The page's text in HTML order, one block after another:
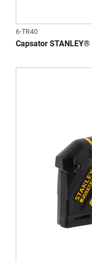
6-TR40
Capsator